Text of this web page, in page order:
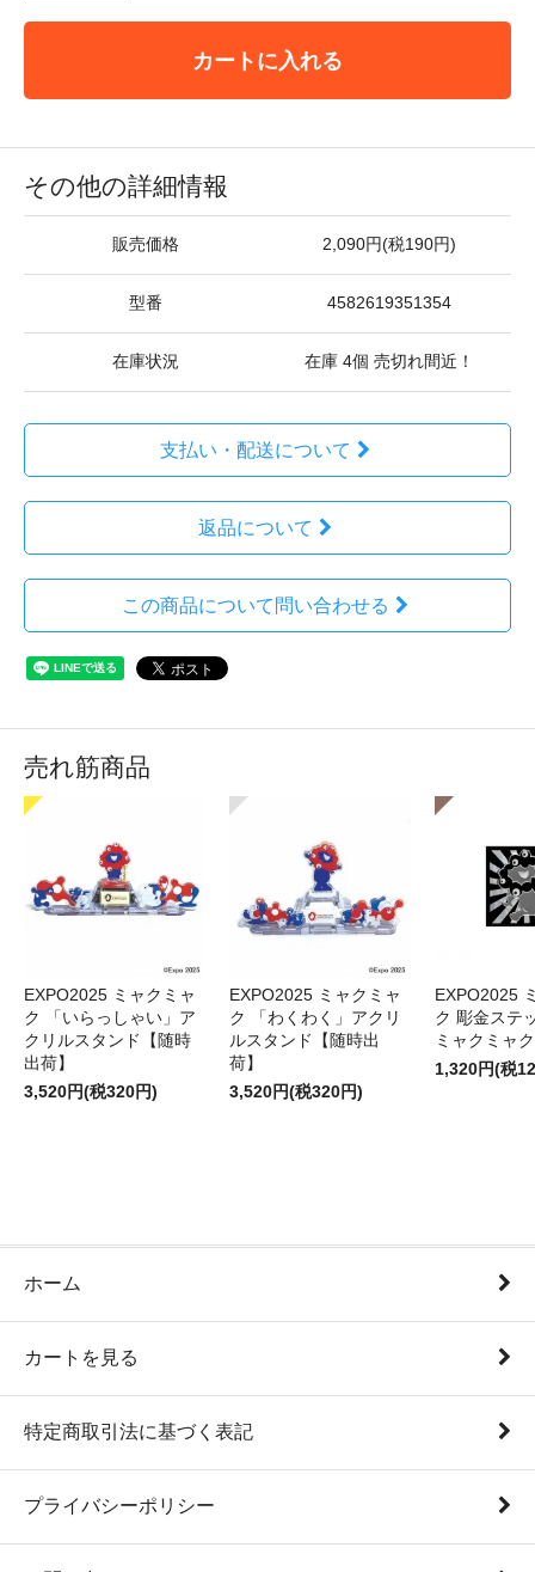
カートに入れる
その他の詳細情報
販売価格 2,090円(税190円)
型番 4582619351354
在庫状況 在庫 4個 売切れ間近！
支払い・配送について
返品について
この商品について問い合わせる
売れ筋商品
EXPO2025 ミャクミャ
ク 「いらっしゃい」ア
クリルスタンド【随時
出荷】
3,520円(税320円)
EXPO2025 ミャクミャ
ク 「わくわく」アクリ
ルスタンド【随時出
荷】
3,520円(税320円)
EXPO2025
ク 彫金ステ
ミャクミャク
1,320円(税
ホーム
カートを見る
特定商取引法に基づく表記
プライバシーポリシー